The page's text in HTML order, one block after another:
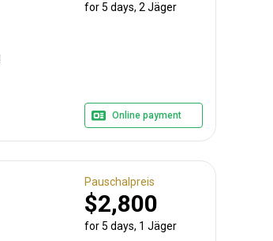
for 5 days, 2 Jäger
Online payment
Pauschalpreis
$2,800
for 5 days, 1 Jäger